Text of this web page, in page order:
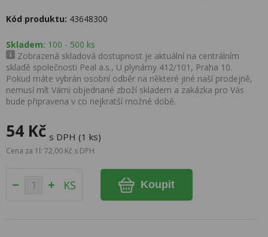
Kód produktu: 43648300
Skladem: 100 - 500 ks
Zobrazená skladová dostupnost je aktuální na centrálním
skladě společnosti Peal a.s., U plynárny 412/101, Praha 10.
Pokud máte vybrán osobní odběr na některé jiné naší prodejně,
nemusí mít Vámi objednané zboží skladem a zakázka pro Vás
bude připravena v co nejkratší možné době.
54 Kč s DPH (1 ks)
Cena za 1l: 72,00 Kč s DPH
KS Koupit